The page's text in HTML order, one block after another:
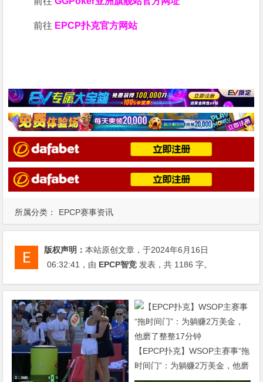
所属分类： EPCP赛事资讯
前往 EPCP扑克官方网站
版权声明：本站原创文章，于2024年6月16日
06:32:41 ，由 EPCP智竞 发表，共 1186 字。
【EPCP扑克】WSOP主赛事“拖
时间门”：为躺赚2万美金，他磨